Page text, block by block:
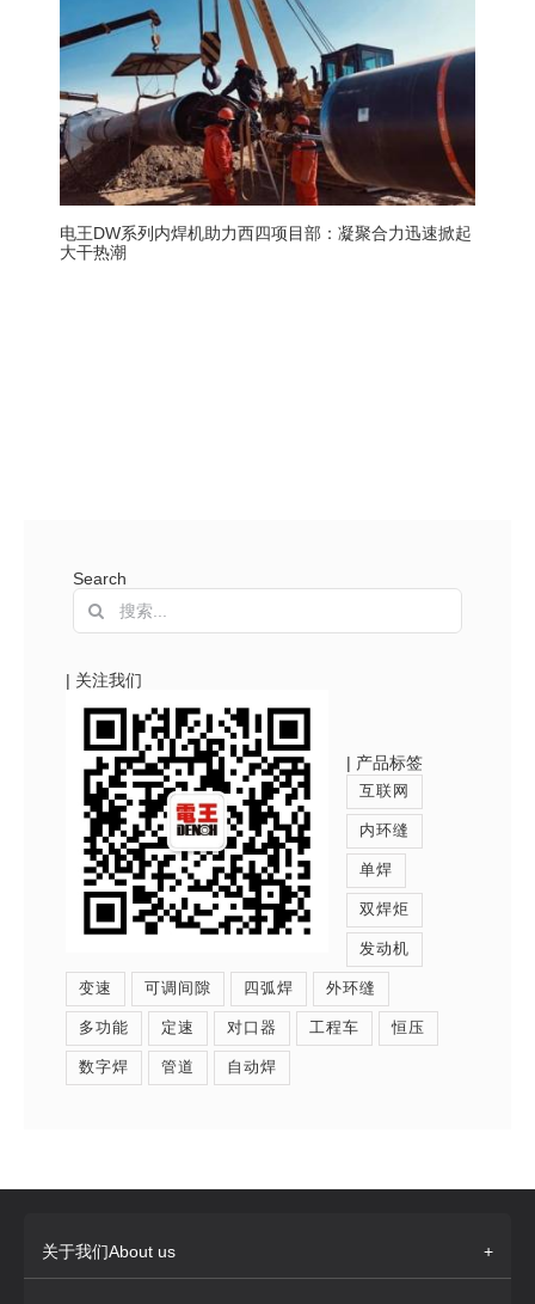
电王DW系列内焊机助力西四项目部：凝聚合力迅速掀起
大干热潮
Search
搜
索：
| 关注我们
| 产品标签
互联网
内环缝
单焊
双焊炬
发动机
变速 可调间隙 四弧焊 外环缝
多功能 定速 对口器 工程车 恒压
数字焊 管道 自动焊
关于我们About us +